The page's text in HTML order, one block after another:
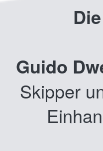
Guido
Skipper